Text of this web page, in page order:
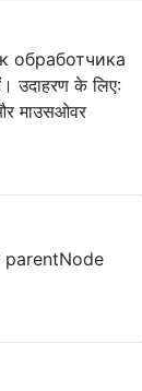
обработчика
उदाहरण के लिए:
माउसओवर
parentNode